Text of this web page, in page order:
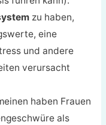
zu haben,
eine
und andere
verursacht
haben Frauen
als